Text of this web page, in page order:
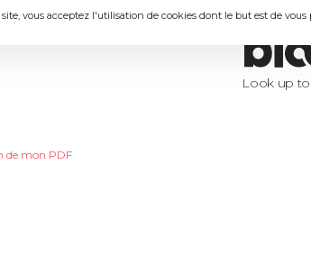
vous acceptez l'utilisation de cookies dont le but est de
Look up to
de mon PDF